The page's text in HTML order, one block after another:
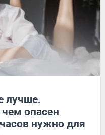
лучше.
чем опасен
нужно для